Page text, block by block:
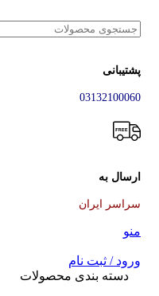
پشتیبانی
03132100060
ارسال به
سراسر ایران
منو
ورود / ثبت نام
دسته بندی محصولات